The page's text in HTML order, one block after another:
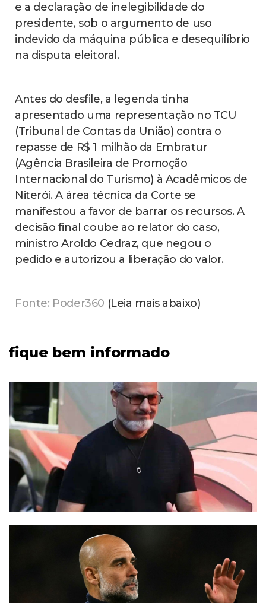
e a declaração de inelegibilidade do
presidente, sob o argumento de uso
indevido da máquina pública e desequilíbrio
na disputa eleitoral.
Antes do desfile, a legenda tinha
apresentado uma representação no TCU
(Tribunal de Contas da União) contra o
repasse de R$ 1 milhão da Embratur
(Agência Brasileira de Promoção
Internacional do Turismo) à Acadêmicos de
Niterói. A área técnica da Corte se
manifestou a favor de barrar os recursos. A
decisão final coube ao relator do caso,
ministro Aroldo Cedraz, que negou o
pedido e autorizou a liberação do valor.
Fonte: Poder360 (Leia mais abaixo)
fique bem informado